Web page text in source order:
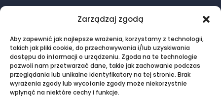
Zarządzaj zgodą
Aby zapewnić jak najlepsze wrażenia, korzystamy z technologii,
takich jak pliki cookie, do przechowywania i/lub uzyskiwania
dostępu do informacji o urządzeniu. Zgoda na te technologie
pozwoli nam przetwarzać dane, takie jak zachowanie podczas
przeglądania lub unikalne identyfikatory na tej stronie. Brak
wyrażenia zgody lub wycofanie zgody może niekorzystnie
wpłynąć na niektóre cechy i funkcje.
Magazyn energia elektryczna
Oferta
Kontakt